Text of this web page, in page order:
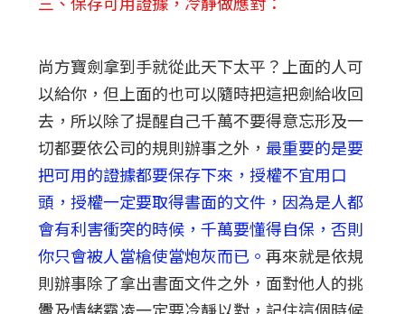
尚方寶劍拿到手就從此天下太平？上面的人可
以給你，但上面的也可以隨時把這把劍給收回
去，所以除了提醒自己千萬不要得意忘形及一
切都要依公司的規則辦事之外， 最重要的是要
把可用的證據都要保存下來，授權不宜用口
頭，授權一定要取得書面的文件，因為是人都
會有利害衝突的時候，千萬要懂得自保，否則
你只會被人當槍使當炮灰而已。再來就是依規
則辦事除了拿出書面文件之外，面對他人的挑
釁及情緒霸凌一定要冷靜以對，記住這個時候